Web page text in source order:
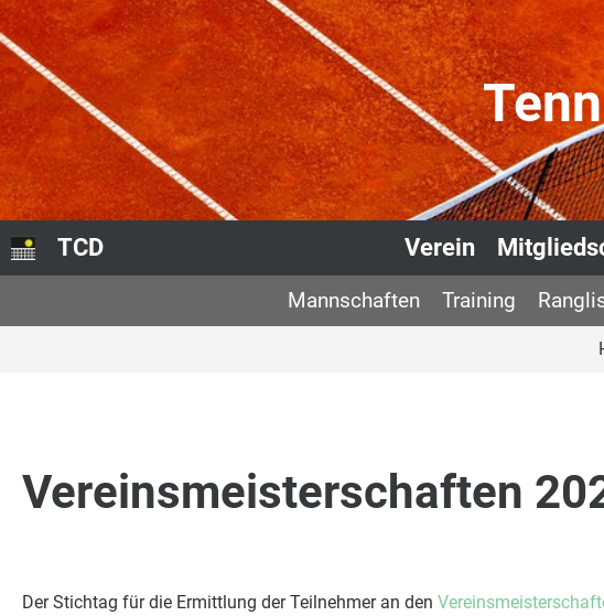
TCD Verein
Mannschaften Training
Vereinsmeisterschaften
Der Stichtag für die Ermittlung der Teilnehmer an den